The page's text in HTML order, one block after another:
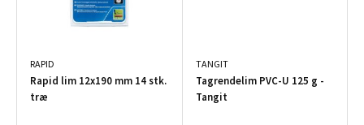
RAPID
Rapid lim 12x190 mm 14 stk.
træ
TANGIT
Tagrendelim PVC-U 125 g -
Tangit